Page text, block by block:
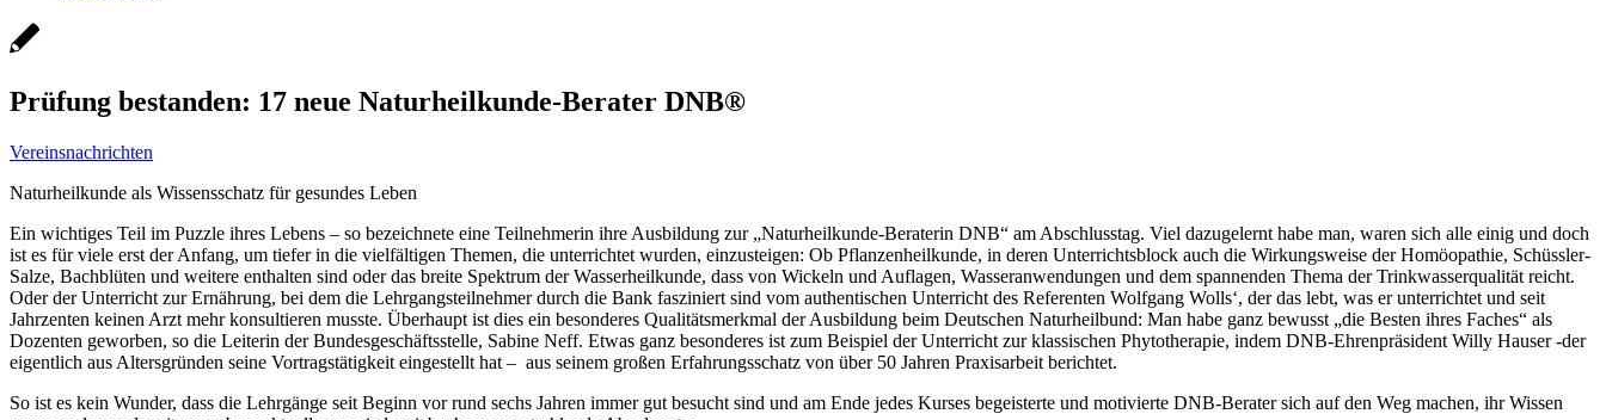
Prüfung bestanden: 17 neue Naturheilkunde-Berater DNB®
Vereinsnachrichten
Naturheilkunde als Wissensschatz für gesundes Leben
Ein wichtiges Teil im Puzzle ihres Lebens – so bezeichnete eine Teilnehmerin ihre Ausbildung zur „Naturheilkunde-Beraterin DNB“ am Abschlusstag. Viel dazugelernt habe man, waren sich alle einig und doch
ist es für viele erst der Anfang, um tiefer in die vielfältigen Themen, die unterrichtet wurden, einzusteigen: Ob Pflanzenheilkunde, in deren Unterrichtsblock auch die Wirkungsweise der Homöopathie, Schüssler-
Salze, Bachblüten und weitere enthalten sind oder das breite Spektrum der Wasserheilkunde, dass von Wickeln und Auflagen, Wasseranwendungen und dem spannenden Thema der Trinkwasserqualität reicht.
Oder der Unterricht zur Ernährung, bei dem die Lehrgangsteilnehmer durch die Bank fasziniert sind vom authentischen Unterricht des Referenten Wolfgang Wolls‘, der das lebt, was er unterrichtet und seit
Jahrzenten keinen Arzt mehr konsultieren musste. Überhaupt ist dies ein besonderes Qualitätsmerkmal der Ausbildung beim Deutschen Naturheilbund: Man habe ganz bewusst „die Besten ihres Faches“ als
Dozenten geworben, so die Leiterin der Bundesgeschäftsstelle, Sabine Neff. Etwas ganz besonderes ist zum Beispiel der Unterricht zur klassischen Phytotherapie, indem DNB-Ehrenpräsident Willy Hauser -der
eigentlich aus Altersgründen seine Vortragstätigkeit eingestellt hat – aus seinem großen Erfahrungsschatz von über 50 Jahren Praxisarbeit berichtet.
So ist es kein Wunder, dass die Lehrgänge seit Beginn vor rund sechs Jahren immer gut besucht sind und am Ende jedes Kurses begeisterte und motivierte DNB-Berater sich auf den Weg machen, ihr Wissen